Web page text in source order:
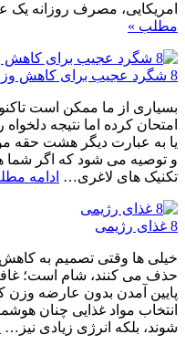
امریکایی، مصرف روزانه
مطلب »
8 شگرد عجیب برای کاهش وزن
بسیاری از ما ممکن است
امتحان کرده اما نتیجه
یا به عبارت دیگر هشت حقه
و توصیه می شود که اگر شما
تکنیک های لاغری… ادامه
8 غذای رژیمی
خیلی ها وقتی تصمیم به
حذف می کنند، شام است؛
پایین آمدن بدون عارضه
انتخاب مواد غذایی چنان
شوند، بلکه انرژی زیادی نیز…